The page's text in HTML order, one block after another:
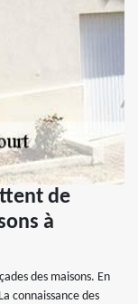
de
à
des maisons. En
connaissance des